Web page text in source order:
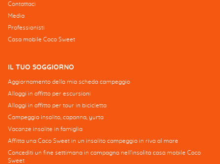
Contattaci
Media
Professionisti
Casa mobile Coco Sweet
IL TUO SOGGIORNO
Aggiornamento della mia scheda campeggio
Alloggi in affitto per escursioni
Alloggi in affitto per tour in bicicletta
Campeggio insolito, capanna, yurta
Vacanze insolite in famiglia
Affitta una Coco Sweet in un insolito campeggio in riva al mare
Concediti un fine settimana in campagna nell'insolita casa mobile Coco
Sweet